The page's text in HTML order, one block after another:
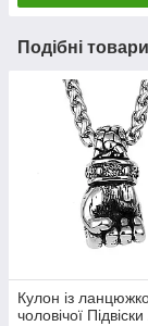
Подібні
Кулон із
чоловічої